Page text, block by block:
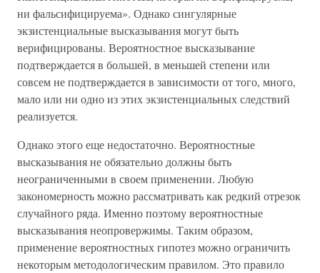
ни фальсифицируема». Однако сингулярные
экзистенциальные высказывания могут быть
верифицированы. Вероятностное высказывание
подтверждается в большей, в меньшей степени или
совсем не подтверждается в зависимости от того, много,
мало или ни одно из этих экзистенциальных следствий
реализуется.
Однако этого еще недостаточно. Вероятностные
высказывания не обязательно должны быть
неограниченными в своем применении. Любую
закономерность можно рассматривать как редкий отрезок
случайного ряда. Именно поэтому вероятностные
высказывания неопровержимы. Таким образом,
применение вероятностных гипотез можно ограничить
некоторым методологическим правилом. Это правило